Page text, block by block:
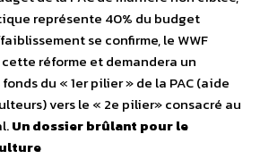
représente 40% du budget
se confirme, le WWF
réforme et demandera un
du « 1er pilier » de la PAC (aide
vers le « 2e pilier» consacré au
Un dossier brûlant pour le